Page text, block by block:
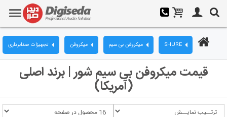
تجهیزات صدابرداری میکروفن میکروفن بی سیم SHURE
قیمت میکروفن بی سیم شور | برند اصلی
(آمریکا)